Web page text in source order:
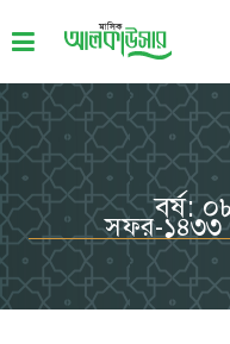
বর্ষ:
সফর-১৪৩৩